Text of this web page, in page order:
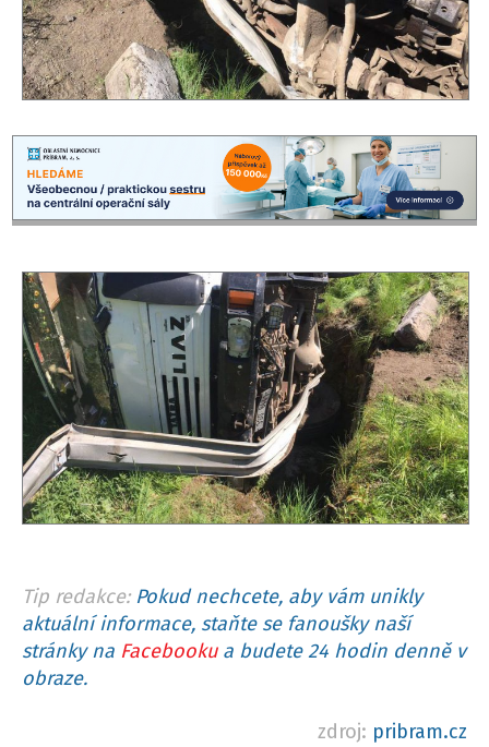
Tip redakce: Pokud nechcete, aby vám unikly
aktuální informace, staňte se fanoušky naší
stránky na Facebookua budete 24 hodin denně v
obraze.
zdroj: pribram.cz